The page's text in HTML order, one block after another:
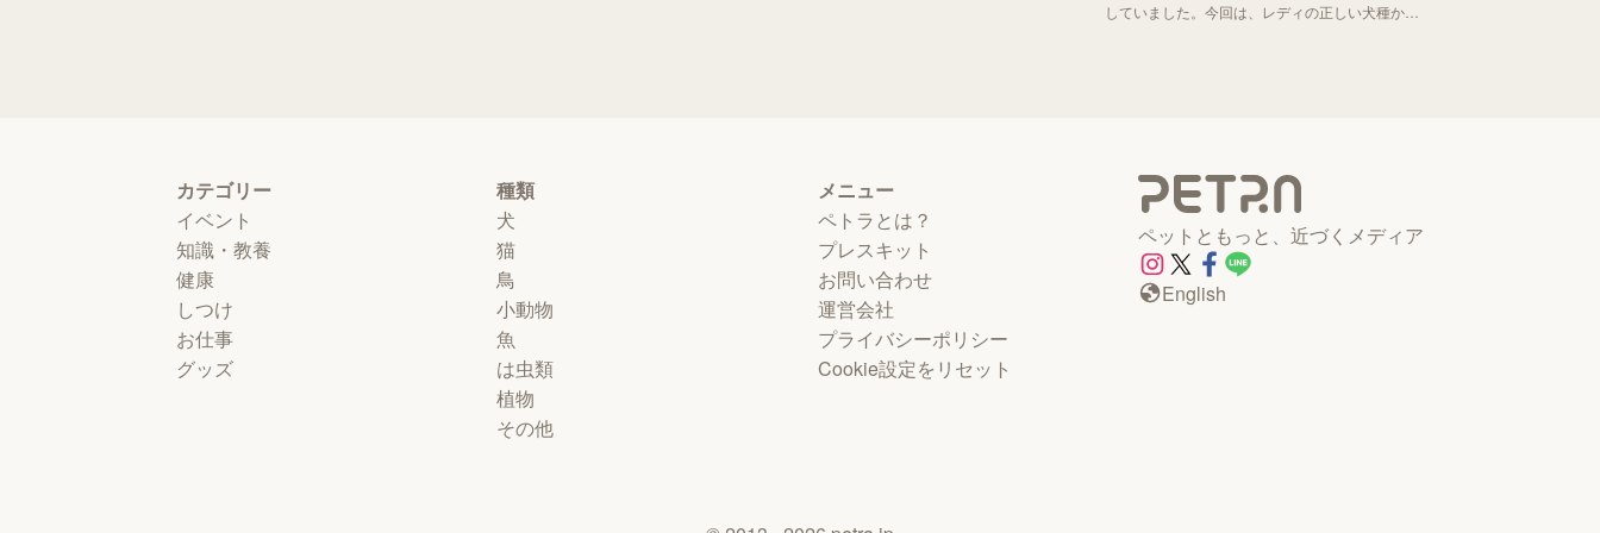
していました。今回は、レディの正しい犬種から
カテゴリー
イベント
知識・教養
健康
しつけ
お仕事
グッズ
種類
犬
猫
鳥
小動物
魚
は虫類
植物
その他
メニュー
ペトラとは？
プレスキット
お問い合わせ
運営会社
プライバシーポリシー
Cookie設定をリセット
ペットともっと、近づくメディア
English